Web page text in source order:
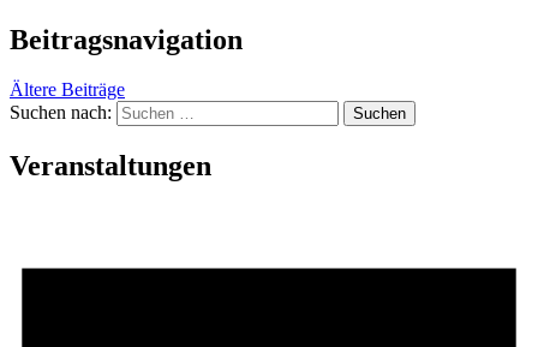
Beitragsnavigation
Ältere Beiträge
Suchen nach:
Veranstaltungen